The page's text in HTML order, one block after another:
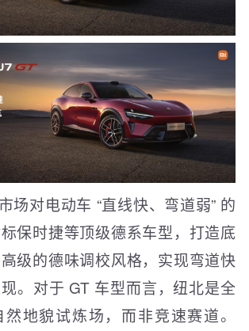
场对电动车 “直线快、弯道弱” 的
保时捷等顶级德系车型，打造底
级的德味调校风格，实现弯道快
。对于 GT 车型而言，纽北是全
地貌试炼场，而非竞速赛道。